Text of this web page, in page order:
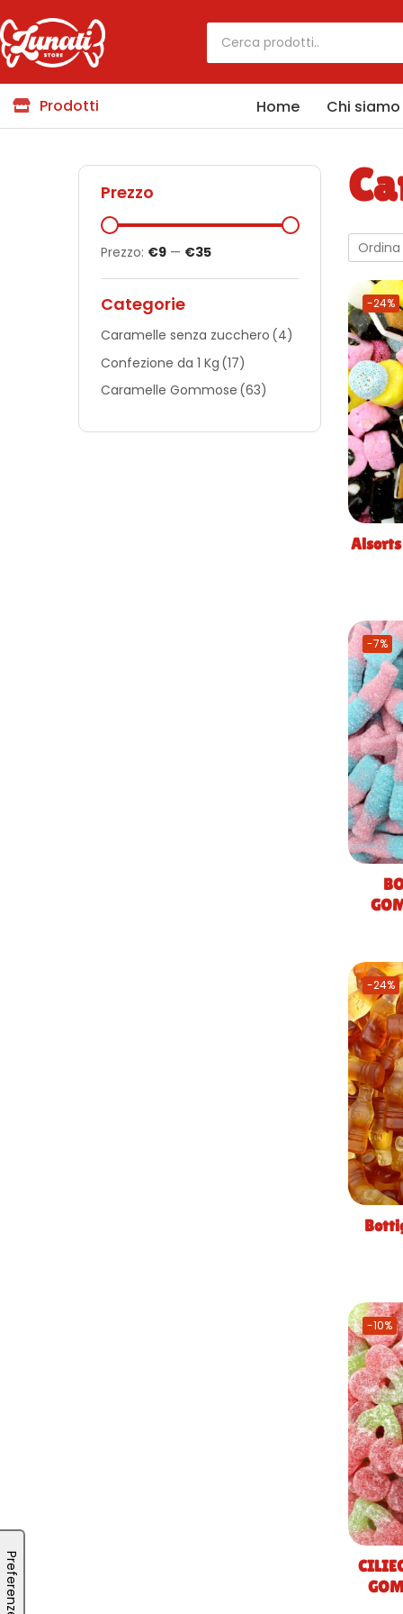
Prodotti Home Chi siamo
Prezzo
Prezzo: €9 — €35
Categorie
Caramelle senza zucchero (4)
Confezione da 1 Kg (17)
Caramelle Gommose (63)
-24%
-7%
-24%
-10%